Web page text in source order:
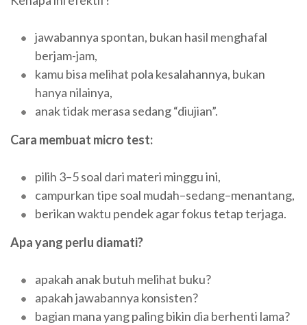
jawabannya spontan, bukan hasil menghafal
berjam-jam,
kamu bisa melihat pola kesalahannya, bukan
hanya nilainya,
anak tidak merasa sedang “diujian”.
Cara membuat micro test:
pilih 3–5 soal dari materi minggu ini,
campurkan tipe soal mudah–sedang–menantang,
berikan waktu pendek agar fokus tetap terjaga.
Apa yang perlu diamati?
apakah anak butuh melihat buku?
apakah jawabannya konsisten?
bagian mana yang paling bikin dia berhenti lama?